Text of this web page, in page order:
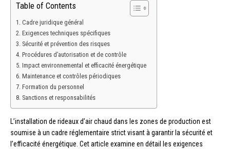
Table of Contents
Cadre juridique général
Exigences techniques spécifiques
Sécurité et prévention des risques
Procédures d’autorisation et de contrôle
Impact environnemental et efficacité énergétique
Maintenance et contrôles périodiques
Formation du personnel
Sanctions et responsabilités
L’installation de rideaux d’air chaud dans les zones de production est
soumise à un cadre réglementaire strict visant à garantir la sécurité et
l’efficacité énergétique. Cet article examine en détail les exigences